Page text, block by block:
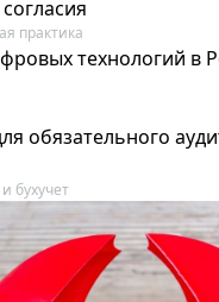
практика
технологий в
обязательного
бухучет